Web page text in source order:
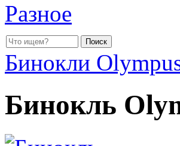
Разное
Бинокли
Бинокль